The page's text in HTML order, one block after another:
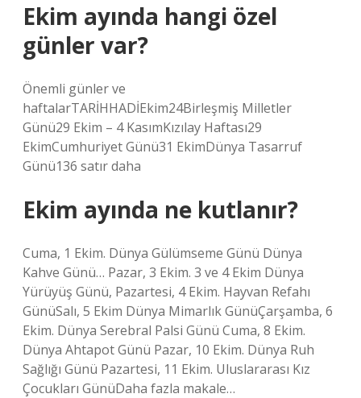
Ekim ayında hangi özel
günler var?
Önemli günler ve
haftalarTARİHHADİEkim24Birleşmiş Milletler
Günü29 Ekim – 4 KasımKızılay Haftası29
EkimCumhuriyet Günü31 EkimDünya Tasarruf
Günü136 satır daha
Ekim ayında ne kutlanır?
Cuma, 1 Ekim. Dünya Gülümseme Günü Dünya
Kahve Günü… Pazar, 3 Ekim. 3 ve 4 Ekim Dünya
Yürüyüş Günü, Pazartesi, 4 Ekim. Hayvan Refahı
GünüSalı, 5 Ekim Dünya Mimarlık GünüÇarşamba, 6
Ekim. Dünya Serebral Palsi Günü Cuma, 8 Ekim.
Dünya Ahtapot Günü Pazar, 10 Ekim. Dünya Ruh
Sağlığı Günü Pazartesi, 11 Ekim. Uluslararası Kız
Çocukları GünüDaha fazla makale…